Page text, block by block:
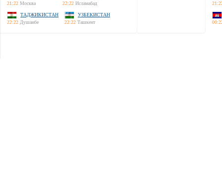
21:22 Москва
22:22 Исламабад
ТАДЖИКИСТАН
22:22 Душанбе
УЗБЕКИСТАН
22:22 Ташкент